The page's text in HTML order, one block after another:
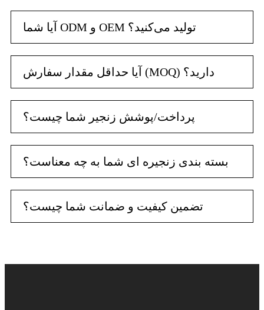
آیا شما ODM و OEM تولید می‌کنید؟
آیا حداقل مقدار سفارش (MOQ) دارید؟
پرداخت/پوشش زنجیر شما چیست؟
بسته بندی زنجیره ای شما به چه معناست؟
تضمین کیفیت و ضمانت شما چیست؟